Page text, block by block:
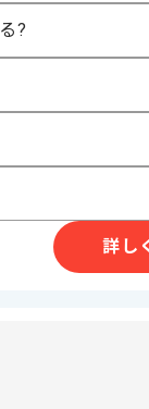
びコーディングの
を使ったデザ
るサイト構築経験
成の経験(カスタ
いたコーディング
ステムの経験(CVS/
および入稿作業の実
を用いたグラ
?
詳し